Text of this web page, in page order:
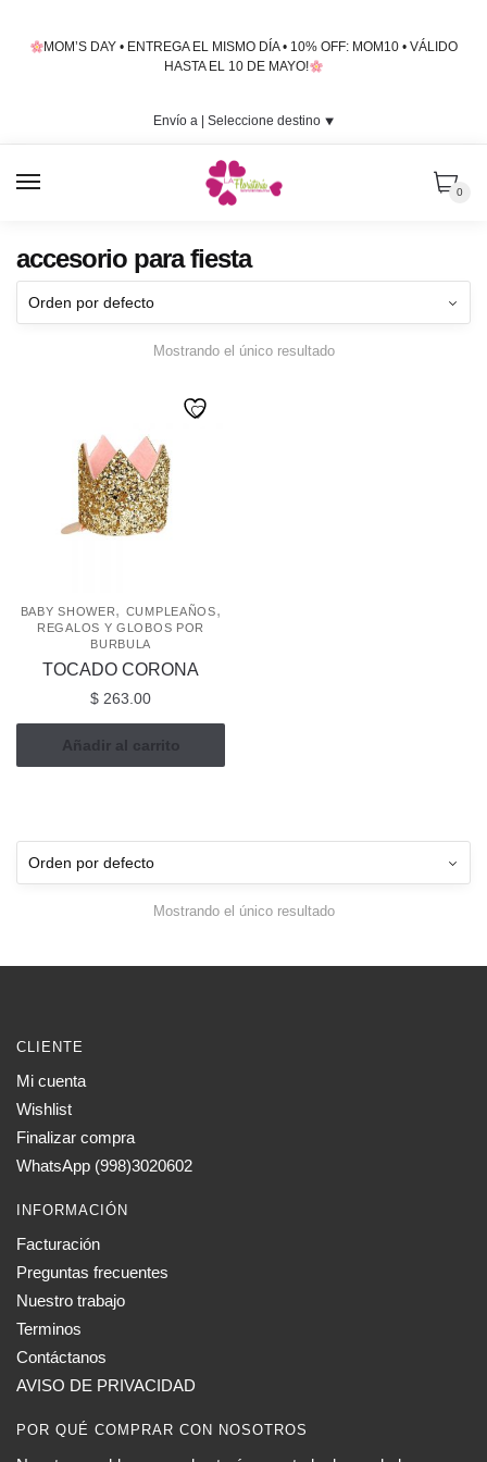
MOM’S DAY • ENTREGA EL MISMO DÍA • 10% OFF: MOM10 • VÁLIDO
HASTA EL 10 DE MAYO!
Envío a | Seleccione destino⯆
0
accesorio para fiesta
Mostrando el único resultado
BABY SHOWER, CUMPLEAÑOS,
REGALOS Y GLOBOS POR
BURBULA
TOCADO CORONA
$ 263.00
Añadir al carrito
Mostrando el único resultado
CLIENTE
Mi cuenta
Wishlist
Finalizar compra
WhatsApp (998)3020602
INFORMACIÓN
Facturación
Preguntas frecuentes
Nuestro trabajo
Terminos
Contáctanos
AVISO DE PRIVACIDAD
POR QUÉ COMPRAR CON NOSOTROS